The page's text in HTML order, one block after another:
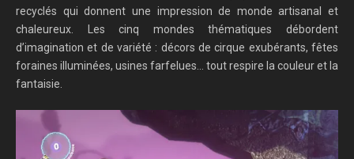
recyclés qui donnent une impression de monde artisanal et
chaleureux. Les cinq mondes thématiques débordent
d’imagination et de variété : décors de cirque exubérants, fêtes
foraines illuminées, usines farfelues… tout respire la couleur et la
fantaisie.